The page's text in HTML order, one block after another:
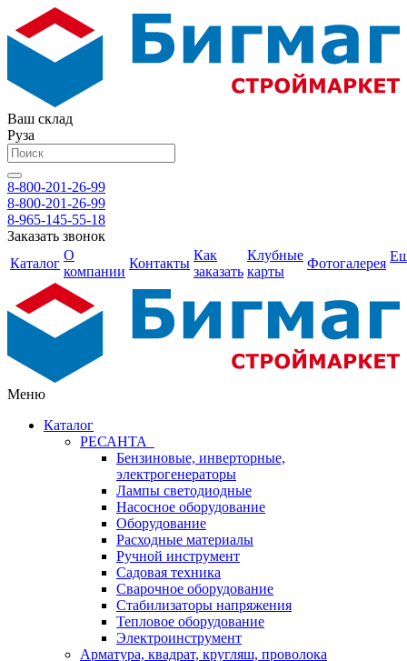
Ваш склад
Руза
8-800-201-26-99
8-800-201-26-99
8-965-145-55-18
Заказать звонок
Каталог
О
компании
Контакты
Как
заказать
Клубные
карты
Фотогалерея
Меню
Каталог
РЕСАНТА
Бензиновые, инверторные,
электрогенераторы
Лампы светодиодные
Насосное оборудование
Оборудование
Расходные материалы
Ручной инструмент
Садовая техника
Сварочное оборудование
Стабилизаторы напряжения
Тепловое оборудование
Электроинструмент
Арматура, квадрат, кругляш, проволока